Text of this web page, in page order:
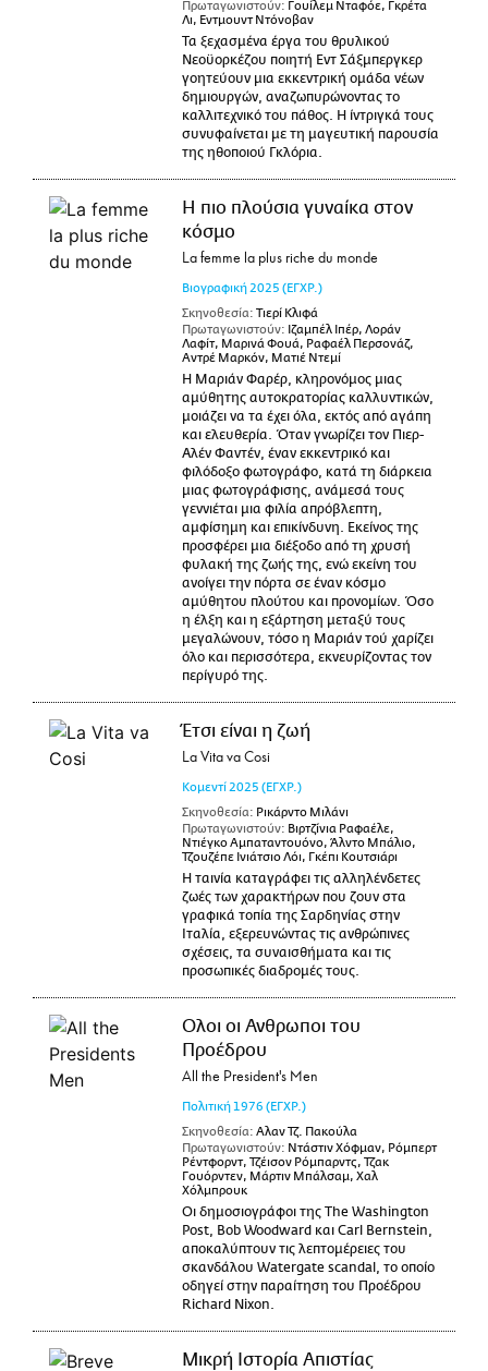
Πρωταγωνιστούν: Γουίλεμ Νταφόε, Γκρέτα
Λι, Εντμουντ Ντόνοβαν
Τα ξεχασμένα έργα του θρυλικού
Νεοϋορκέζου ποιητή Εντ Σάξμπεργκερ
γοητεύουν μια εκκεντρική ομάδα νέων
δημιουργών, αναζωπυρώνοντας το
καλλιτεχνικό του πάθος. Η ίντριγκά τους
συνυφαίνεται με τη μαγευτική παρουσία
της ηθοποιού Γκλόρια.
Η πιο πλούσια γυναίκα στον
κόσμο
La femme la plus riche du monde
Βιογραφική 2025 (ΕΓΧΡ.)
Σκηνοθεσία: Τιερί Κλιφά
Πρωταγωνιστούν: Ιζαμπέλ Ιπέρ, Λοράν
Λαφίτ, Μαρινά Φουά, Ραφαέλ Περσονάζ,
Αντρέ Μαρκόν, Ματιέ Ντεμί
Η Μαριάν Φαρέρ, κληρονόμος μιας
αμύθητης αυτοκρατορίας καλλυντικών,
μοιάζει να τα έχει όλα, εκτός από αγάπη
και ελευθερία. Όταν γνωρίζει τον Πιερ-
Αλέν Φαντέν, έναν εκκεντρικό και
φιλόδοξο φωτογράφο, κατά τη διάρκεια
μιας φωτογράφισης, ανάμεσά τους
γεννιέται μια φιλία απρόβλεπτη,
αμφίσημη και επικίνδυνη. Εκείνος της
προσφέρει μια διέξοδο από τη χρυσή
φυλακή της ζωής της, ενώ εκείνη του
ανοίγει την πόρτα σε έναν κόσμο
αμύθητου πλούτου και προνομίων. Όσο
η έλξη και η εξάρτηση μεταξύ τους
μεγαλώνουν, τόσο η Μαριάν τού χαρίζει
όλο και περισσότερα, εκνευρίζοντας τον
περίγυρό της.
Έτσι είναι η ζωή
La Vita va Cosi
Κομεντί 2025 (ΕΓΧΡ.)
Σκηνοθεσία: Ρικάρντο Μιλάνι
Πρωταγωνιστούν: Βιρτζίνια Ραφαέλε,
Ντιέγκο Αμπαταντουόνο, Άλντο Μπάλιο,
Τζουζέπε Ινιάτσιο Λόι, Γκέπι Κουτσιάρι
Η ταινία καταγράφει τις αλληλένδετες
ζωές των χαρακτήρων που ζουν στα
γραφικά τοπία της Σαρδηνίας στην
Ιταλία, εξερευνώντας τις ανθρώπινες
σχέσεις, τα συναισθήματα και τις
προσωπικές διαδρομές τους.
Ολοι οι Ανθρωποι του
Προέδρου
All the President's Men
Πολιτική1976 (ΕΓΧΡ.)
Σκηνοθεσία: Αλαν Τζ. Πακούλα
Πρωταγωνιστούν: Ντάστιν Χόφμαν, Ρόμπερτ
Ρέντφορντ, Τζέισον Ρόμπαρντς, Τζακ
Γουόρντεν, Μάρτιν Μπάλσαμ, Χαλ
Χόλμπρουκ
Οι δημοσιογράφοι της The Washington
Post, Bob Woodward και Carl Bernstein,
αποκαλύπτουν τις λεπτομέρειες του
σκανδάλου Watergate scandal, το οποίο
οδηγεί στην παραίτηση του Προέδρου
Richard Nixon.
Μικρή Ιστορία Απιστίας